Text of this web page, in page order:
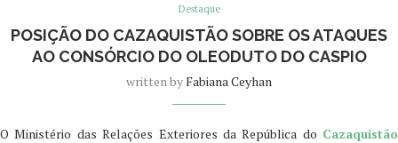
Destaque
POSIÇÃO DO CAZAQUISTÃO SOBRE OS ATAQUES
AO CONSÓRCIO DO OLEODUTO DO CASPIO
written byFabiana Ceyhan
O Ministério das Relações Exteriores da República do Cazaquistão